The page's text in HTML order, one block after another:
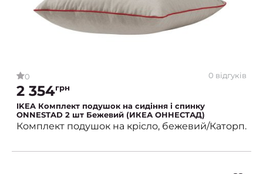
0 0 відгуків
2 354грн
IKEA Комплект подушок на сидіння і спинку
ONNESTAD 2 шт Бежевий (ИКЕА ОННЕСТАД)
Комплект подушок на крісло, бежевий/Каторп.